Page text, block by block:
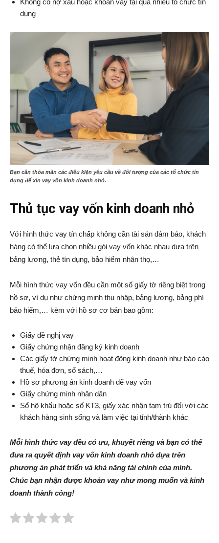
Không có nợ xấu hoặc khoản vay tại quá nhiều tổ chức tín
dụng
Bạn cần thỏa mãn các điều kiện yêu cầu về đối tượng của các tổ chức tín
dụng để xin vay vốn kinh doanh nhỏ.
Thủ tục vay vốn kinh doanh nhỏ
Với hình thức vay tín chấp không cần tài sản đảm bảo, khách
hàng có thể lựa chọn nhiều gói vay vốn khác nhau dựa trên
bảng lương, thẻ tín dụng, bảo hiểm nhân thọ,…
Mỗi hình thức vay vốn đều cần một số giấy tờ riêng biệt trong
hồ sơ, ví dụ như chứng minh thu nhập, bảng lương, bảng phí
bảo hiểm,… kèm với hồ sơ cơ bản bao gồm:
Giấy đề nghị vay
Giấy chứng nhận đăng ký kinh doanh
Các giấy tờ chứng minh hoạt động kinh doanh như báo cáo
thuế, hóa đơn, sổ sách,…
Hồ sơ phương án kinh doanh để vay vốn
Giấy chứng minh nhân dân
Sổ hộ khẩu hoặc số KT3, giấy xác nhận tạm trú đối với các
khách hàng sinh sống và làm việc tại tỉnh/thành khác
Mỗi hình thức vay đều có ưu, khuyết riêng và bạn có thể
đưa ra quyết định vay vốn kinh doanh nhỏ dựa trên
phương án phát triển và khả năng tài chính của mình.
Chúc bạn nhận được khoản vay như mong muốn và kinh
doanh thành công!